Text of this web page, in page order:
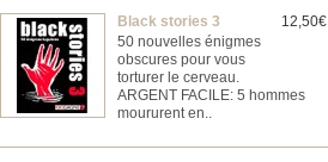
12,50€
Black stories 3
50 nouvelles énigmes
obscures pour vous
torturer le cerveau.
ARGENT FACILE: 5 hommes
moururent en..